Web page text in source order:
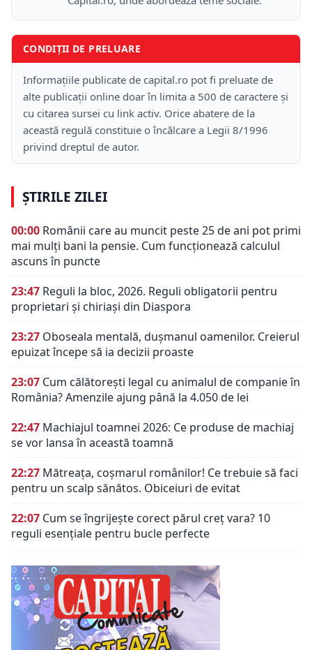
CONDIȚII DE PRELUARE
Informațiile publicate de capital.ro pot fi preluate de
alte publicații online doar în limita a 500 de caractere și
cu citarea sursei cu link activ. Orice abatere de la
această regulă constituie o încălcare a Legii 8/1996
privind dreptul de autor.
ȘTIRILE ZILEI
00:00 Românii care au muncit peste 25 de ani pot primi
mai mulți bani la pensie. Cum funcționează calculul
ascuns în puncte
23:47 Reguli la bloc, 2026. Reguli obligatorii pentru
proprietari și chiriași din Diaspora
23:27 Oboseala mentală, dușmanul oamenilor. Creierul
epuizat începe să ia decizii proaste
23:07 Cum călătorești legal cu animalul de companie în
România? Amenzile ajung până la 4.050 de lei
22:47 Machiajul toamnei 2026: Ce produse de machiaj
se vor lansa în această toamnă
22:27 Mătreața, coșmarul românilor! Ce trebuie să faci
pentru un scalp sănătos. Obiceiuri de evitat
22:07 Cum se îngrijește corect părul creț vara? 10
reguli esențiale pentru bucle perfecte